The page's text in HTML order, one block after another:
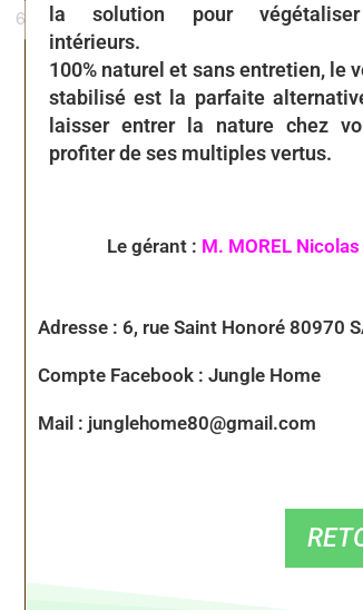
la solution pour
intérieurs.
100% naturel et sans entretien, le
stabilisé est la parfaite
laisser entrer la nature chez
profiter de ses multiples vertus.
Le gérant : M. MOREL Nicolas
Adresse : 6, rue Saint Honoré 80970
Compte Facebook : Jungle Home
Mail : junglehome80@gmail.com
6